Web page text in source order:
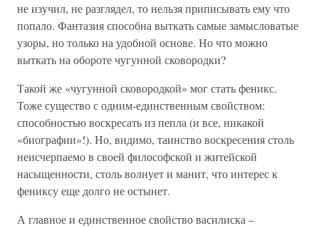
не изучил, не разглядел, то нельзя приписывать ему что
попало. Фантазия способна выткать самые замысловатые
узоры, но только на удобной основе. Но что можно
выткать на обороте чугунной сковородки?
Такой же «чугунной сковородкой» мог стать феникс.
Тоже существо с одним-единственным свойством:
способностью воскресать из пепла (и все, никакой
«биографии»!). Но, видимо, таинство воскресения столь
неисчерпаемо в своей философской и житейской
насыщенности, столь волнует и манит, что интерес к
фениксу еще долго не остынет.
А главное и единственное свойство василиска –